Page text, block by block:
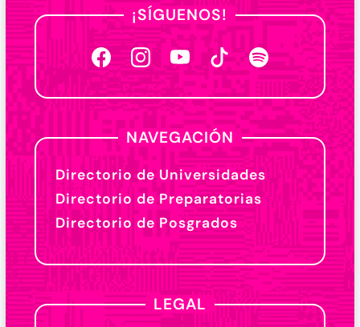
¡SÍGUENOS!
NAVEGACIÓN
Directorio de Universidades
Directorio de Preparatorias
Directorio de Posgrados
LEGAL